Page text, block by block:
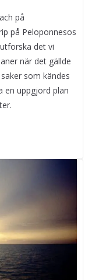
på
på Peloponnesos
det vi
när det gällde
som kändes
en uppgjord plan